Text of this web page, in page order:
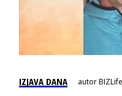
IZJAVA DANA autorBIZLife